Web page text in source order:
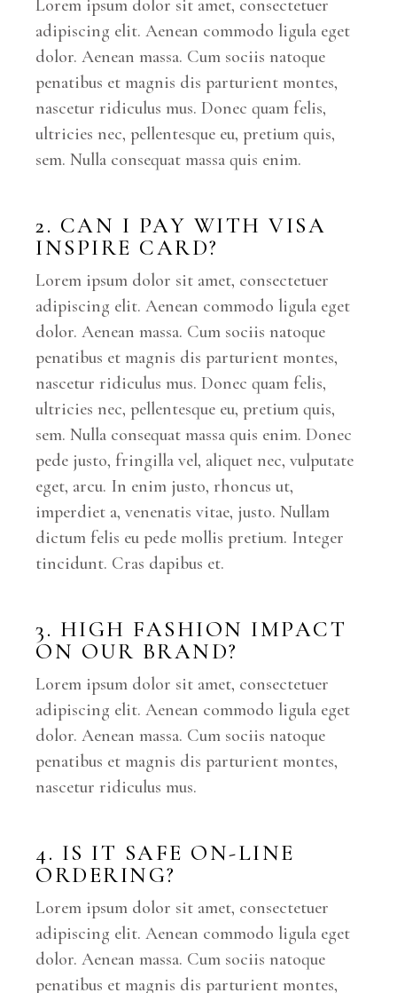
Lorem ipsum dolor sit amet, consectetuer
adipiscing elit. Aenean commodo ligula eget
dolor. Aenean massa. Cum sociis natoque
penatibus et magnis dis parturient montes,
nascetur ridiculus mus. Donec quam felis,
ultricies nec, pellentesque eu, pretium quis,
sem. Nulla consequat massa quis enim.
2. CAN I PAY WITH VISA
INSPIRE CARD?
Lorem ipsum dolor sit amet, consectetuer
adipiscing elit. Aenean commodo ligula eget
dolor. Aenean massa. Cum sociis natoque
penatibus et magnis dis parturient montes,
nascetur ridiculus mus. Donec quam felis,
ultricies nec, pellentesque eu, pretium quis,
sem. Nulla consequat massa quis enim. Donec
pede justo, fringilla vel, aliquet nec, vulputate
eget, arcu. In enim justo, rhoncus ut,
imperdiet a, venenatis vitae, justo. Nullam
dictum felis eu pede mollis pretium. Integer
tincidunt. Cras dapibus et.
3. HIGH FASHION IMPACT
ON OUR BRAND?
Lorem ipsum dolor sit amet, consectetuer
adipiscing elit. Aenean commodo ligula eget
dolor. Aenean massa. Cum sociis natoque
penatibus et magnis dis parturient montes,
nascetur ridiculus mus.
4. IS IT SAFE ON-LINE
ORDERING?
Lorem ipsum dolor sit amet, consectetuer
adipiscing elit. Aenean commodo ligula eget
dolor. Aenean massa. Cum sociis natoque
penatibus et magnis dis parturient montes,